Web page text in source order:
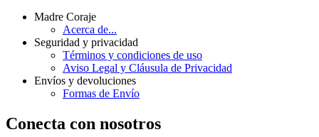
Madre Coraje
Acerca de...
Seguridad y privacidad
Términos y condiciones de uso
Aviso Legal y Cláusula de Privacidad
Envíos y devoluciones
Formas de Envío
Conecta con nosotros